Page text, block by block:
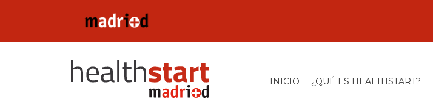
INICIO ¿QUÉ ES HEALTHSTART?